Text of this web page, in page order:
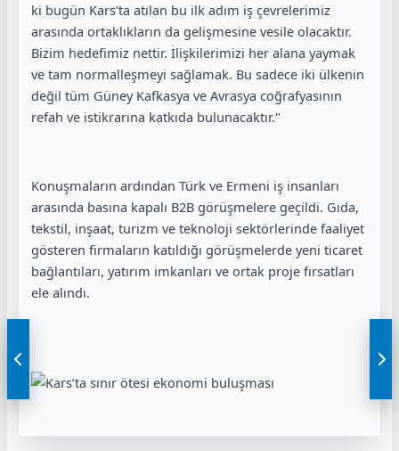
ki bugün Kars’ta atılan bu ilk adım iş çevrelerimiz
arasında ortaklıkların da gelişmesine vesile olacaktır.
Bizim hedefimiz nettir. İlişkilerimizi her alana yaymak
ve tam normalleşmeyi sağlamak. Bu sadece iki ülkenin
değil tüm Güney Kafkasya ve Avrasya coğrafyasının
refah ve istikrarına katkıda bulunacaktır."
Konuşmaların ardından Türk ve Ermeni iş insanları
arasında basına kapalı B2B görüşmelere geçildi. Gıda,
tekstil, inşaat, turizm ve teknoloji sektörlerinde faaliyet
gösteren firmaların katıldığı görüşmelerde yeni ticaret
bağlantıları, yatırım imkanları ve ortak proje fırsatları
ele alındı.